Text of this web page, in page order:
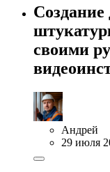
Создание
своими
Андрей
29 июля